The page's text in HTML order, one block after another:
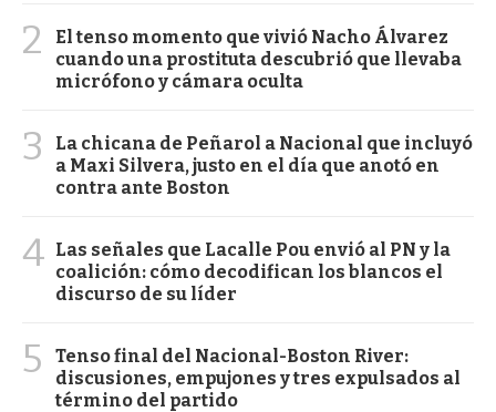
2
El tenso momento que vivió Nacho Álvarez
cuando una prostituta descubrió que llevaba
micrófono y cámara oculta
3
La chicana de Peñarol a Nacional que incluyó
a Maxi Silvera, justo en el día que anotó en
contra ante Boston
4 Las señales que Lacalle Pou envió al PN y la
coalición: cómo decodifican los blancos el
discurso de su líder
5
Tenso final del Nacional-Boston River:
discusiones, empujones y tres expulsados al
término del partido